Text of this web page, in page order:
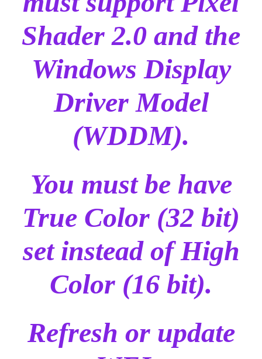
Shader 2.0 and the
Windows Display
Driver Model
(WDDM).
You must be have
True Color (32 bit)
set instead of High
Color (16 bit).
Refresh or update